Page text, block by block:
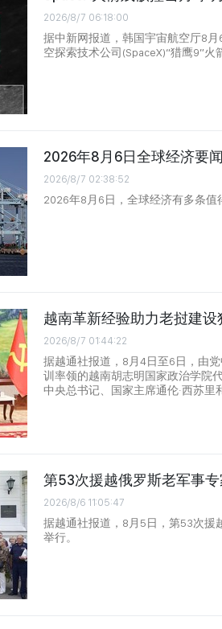
2026/8/7 06:18:00
据中新网报道，韩国宇宙航空厅8
空探索技术公司(SpaceX)“猎鹰9”
2026年8月6日全球经济要闻
2026/8/7 02:38:52
2026年8月6日，全球经济有多条值
越南革新经验助力老挝建
2026/8/7 01:44:22
据越通社报道，8月4日至6日，由
训率领的越南胡志明国家政治学院
中央总书记、国家主席通伦·西苏里
第53次援越俄罗斯老军事
2026/8/6 11:05:47
据越通社报道，8月5日，第53次援
举行。